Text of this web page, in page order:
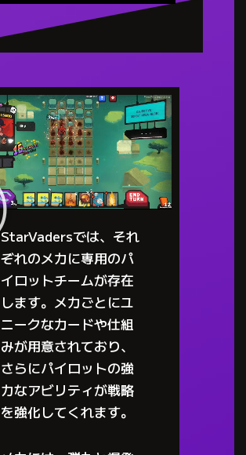
StarVadersでは、それ
ぞれのメカに専用のパ
イロットチームが存在
します。メカごとにユ
ニークなカードや仕組
みが用意されており、
さらにパイロットの強
力なアビリティが戦略
を強化してくれます。